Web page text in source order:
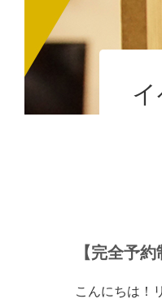
【完全予
こんにちは！